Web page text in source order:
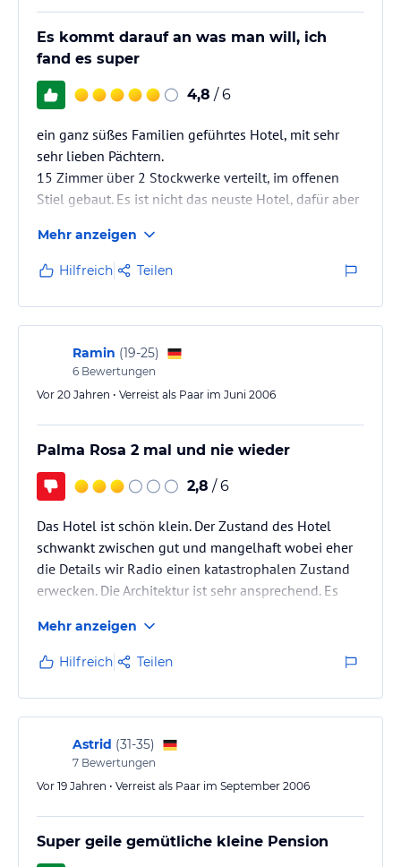
Es kommt darauf an was man will, ich
fand es super
4,8 / 6
ein ganz süßes Familien geführtes Hotel, mit sehr
sehr lieben Pächtern.
15 Zimmer über 2 Stockwerke verteilt, im offenen
Stiel gebaut. Es ist nicht das neuste Hotel, dafür aber
an die Dusche gewöhnen, die direkt neben der
Toilette ohne Abtrennung ist, da aber im August dort
40 Grad sind, war alles immer wieder sehr schnell
trocken und stand nicht über Stunden im Wasser und
meine Flip Flops hatte ich im Bad immer an. Alles war
im allgemeinen sehr sauber, der…
Mehr anzeigen
Hilfreich Teilen
Ramin (19-25)
6 Bewertungen
Vor 20 Jahren • Verreist als Paar im Juni 2006
Palma Rosa 2 mal und nie wieder
2,8 / 6
Das Hotel ist schön klein. Der Zustand des Hotel
schwankt zwischen gut und mangelhaft wobei eher
die Details wir Radio einen katastrophalen Zustand
erwecken. Die Architektur ist sehr ansprechend. Es
deutsch.
Das Hotel kann ich nicht mehr empfehlen! Das einzig
positive ist, das man immer einen Platz am Pool ist
weil es einfach keine Gäste gab!
===> Nicole, die hier die letzte so tolle Bewertung für
das Hotel geschrieben hat, sollte besser mal
tatsächlich dort…
Mehr anzeigen
Hilfreich Teilen
Astrid (31-35)
7 Bewertungen
Vor 19 Jahren • Verreist als Paar im September 2006
Super geile gemütliche kleine Pension